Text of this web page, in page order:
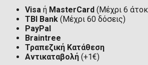
Visa ή MasterCard (Μέχρι 6
TBI Bank (Μέχρι 60 δόσεις)
PayPal
Braintree
Τραπεζική Κατάθεση
Αντικαταβολή (+1€)